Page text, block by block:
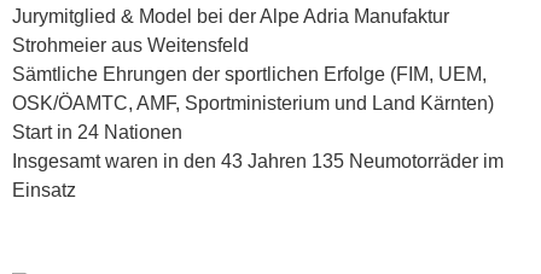
Jurymitglied & Model bei der Alpe Adria Manufaktur
Strohmeier aus Weitensfeld
Sämtliche Ehrungen der sportlichen Erfolge (FIM, UEM,
OSK/ÖAMTC, AMF, Sportministerium und Land Kärnten)
Start in 24 Nationen
Insgesamt waren in den 43 Jahren 135 Neumotorräder im
Einsatz